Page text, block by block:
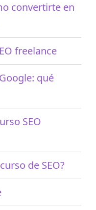
convertirte en
freelance
qué
SEO
de SEO?